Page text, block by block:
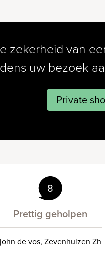
zekerheid van
uw bezoek
Private
8
Prettig geholpen
john de vos, Zevenhuizen Zh